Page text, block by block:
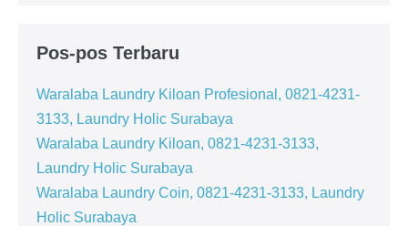
Pos-pos Terbaru
Waralaba Laundry Kiloan Profesional, 0821-4231-
3133, Laundry Holic Surabaya
Waralaba Laundry Kiloan, 0821-4231-3133,
Laundry Holic Surabaya
Waralaba Laundry Coin, 0821-4231-3133, Laundry
Holic Surabaya